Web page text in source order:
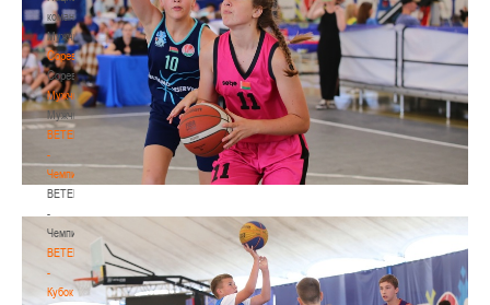
команда.
Мужчины
Соревнования
Соревнования
Мужчины
Мужчины
BETERA
-
Чемпионат
BETERA
-
Чемпионат
BETERA
-
Кубок